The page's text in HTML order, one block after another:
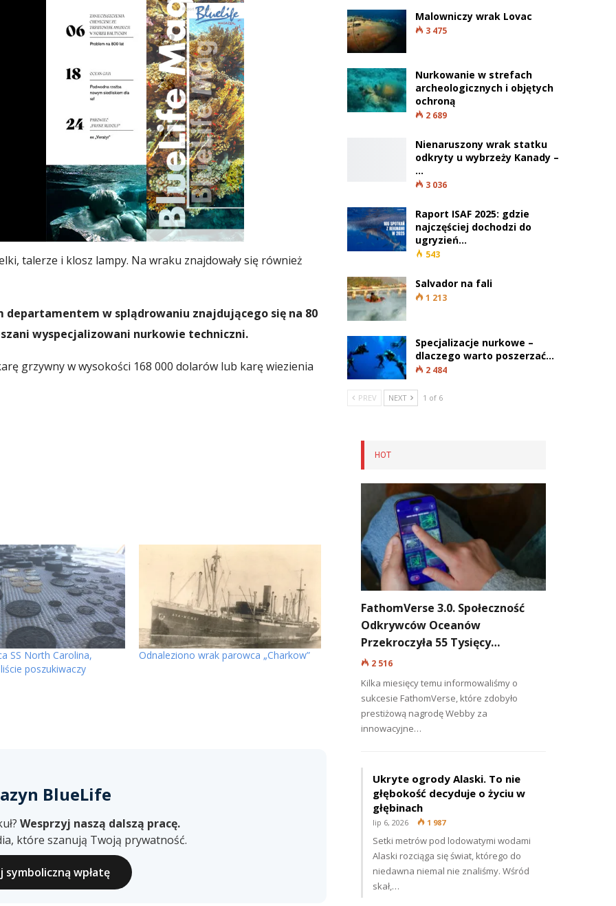
talerze i klosz lampy. Na wraku znajdowały się również
departamentem w splądrowaniu znajdującego się na 80
wyspecjalizowani nurkowie techniczni.
grzywny w wysokości 168 000 dolarów lub karę wiezienia
SS North Carolina,
poszukiwaczy
Odnaleziono wrak parowca „Charkow”
BlueLife
Wesprzyj naszą dalszą pracę.
które szanują Twoją prywatność.
symboliczną wpłatę
Malowniczy wrak Lovac
3 475
Nurkowanie w strefach
archeologicznych i objętych
ochroną
2 689
Nienaruszony wrak statku
odkryty u wybrzeży Kanady –
…
3 036
Raport ISAF 2025: gdzie
najczęściej dochodzi do
ugryzień…
543
Salvador na fali
1 213
Specjalizacje nurkowe –
dlaczego warto poszerzać…
2 484
PREV NEXT 1 of 6
HOT
FathomVerse 3.0. Społeczność
Odkrywców Oceanów
Przekroczyła 55 Tysięcy…
2 516
Kilka miesięcy temu informowaliśmy o
sukcesie FathomVerse, które zdobyło
prestiżową nagrodę Webby za
innowacyjne…
Ukryte ogrody Alaski. To nie
głębokość decyduje o życiu w
głębinach
lip 6, 2026 1 987
Setki metrów pod lodowatymi wodami
Alaski rozciąga się świat, którego do
niedawna niemal nie znaliśmy. Wśród
skał,…